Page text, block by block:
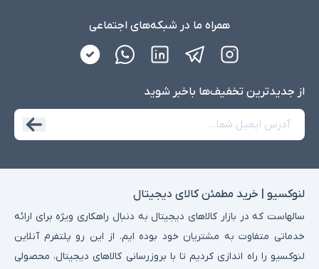
همراه ما در شبکه‌های اجتماعی
از جدید‌ترین تخفیف‌ها با‌خبر شوید
لنوکسیو | خرید مطمئن کالای دیجیتال
سالهاست که در بازار کالاهای دیجیتال به دنبال راهکاری ویژه برای ارائه
خدماتی متفاوت به مشتریان خود بوده ایم. از این رو پلتفرم آنلاین
لنوکسیو را راه اندازی کردیم تا با بروزرسانی کالاهای دیجیتال، محصولی